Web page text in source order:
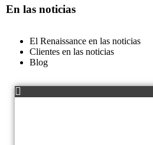
En las noticias
El Renaissance en las noticias
Clientes en las noticias
Blog